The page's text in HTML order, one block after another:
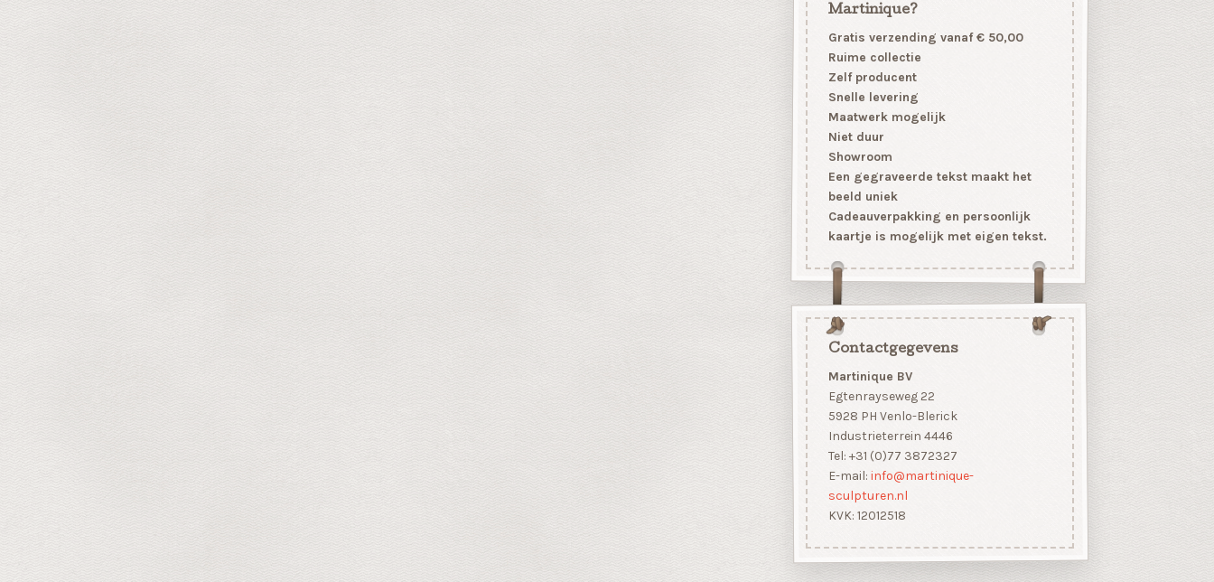
Martinique?
Gratis verzending vanaf € 50,00
Ruime collectie
Zelf producent
Snelle levering
Maatwerk mogelijk
Niet duur
Showroom
Een gegraveerde tekst maakt het
beeld uniek
Cadeauverpakking en persoonlijk
kaartje is mogelijk met eigen tekst.
Contactgegevens
Martinique BV
Egtenrayseweg 22
5928 PH Venlo-Blerick
Industrieterrein 4446
Tel: +31 (0)77 3872327
E-mail: info@martinique-
sculpturen.nl
KVK: 12012518